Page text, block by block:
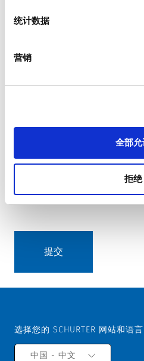
统计数据
营销
全部允
拒绝
硕特可从您提供的联系信息，与您
法律的规定，您可以撤回此前向
处理和隐私保护措施，或者取消订
我同意接受一般条款和条件以
选择您的 SCHURTER 网站和语言
中国 - 中文